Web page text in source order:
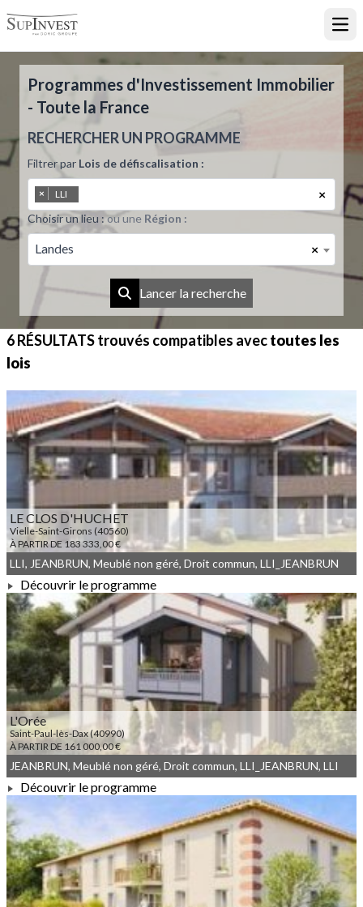
Programmes d'Investissement Immobilier
- Toute la France
RECHERCHER UN PROGRAMME
Filtrer par Lois de défiscalisation :
×
× LLI
Choisir un lieu :ou une Région :
×
Landes
Lancer la recherche
6 RÉSULTATStrouvés compatibles avectoutes les
lois
LE CLOS D'HUCHET
Vielle-Saint-Girons (40560)
À PARTIR DE 183 333,00 €
À PARTIR DE 183 333,00 €
LLI, JEANBRUN, Meublé non géré, Droit commun, LLI_JEANBRUN
Découvrir le programme
L'Orée
Saint-Paul-lès-Dax (40990)
À PARTIR DE 161 000,00 €
À PARTIR DE 161 000,00 €
JEANBRUN, Meublé non géré, Droit commun, LLI_JEANBRUN, LLI
Découvrir le programme